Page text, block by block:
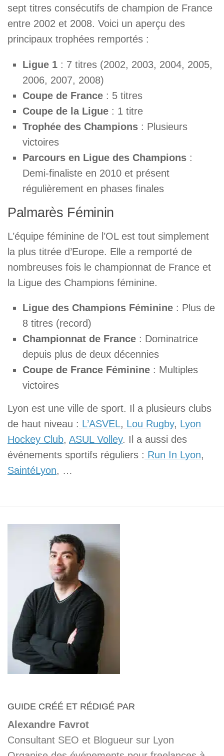
sept titres consécutifs de champion de France
entre 2002 et 2008. Voici un aperçu des
principaux trophées remportés :
Ligue 1 : 7 titres (2002, 2003, 2004, 2005,
2006, 2007, 2008)
Coupe de France : 5 titres
Coupe de la Ligue : 1 titre
Trophée des Champions : Plusieurs
victoires
Parcours en Ligue des Champions :
Demi-finaliste en 2010 et présent
régulièrement en phases finales
Palmarès Féminin
L’équipe féminine de l’OL est tout simplement
la plus titrée d’Europe. Elle a remporté de
nombreuses fois le championnat de France et
la Ligue des Champions féminine.
Ligue des Champions Féminine : Plus de
8 titres (record)
Championnat de France : Dominatrice
depuis plus de deux décennies
Coupe de France Féminine : Multiples
victoires
Lyon est une ville de sport. Il a plusieurs clubs
de haut niveau : L’ASVEL, Lou Rugby, Lyon
Hockey Club, ASUL Volley. Il a aussi des
événements sportifs réguliers : Run In Lyon,
SaintéLyon, …
GUIDE CRÉÉ ET RÉDIGÉ PAR
Alexandre Favrot
Consultant SEO et Blogueur sur Lyon